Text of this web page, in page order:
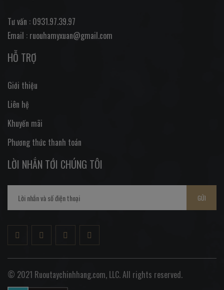
Tư vấn : 0931.97.39.97
Email : ruouhamyxuan@gmail.com
HỖ TRỢ
Giới thiệu
Liên hệ
Khuyến mãi
Phương thức thanh toán
LỜI NHẮN TỚI CHÚNG TÔI
GỬI
© 2021 Ruoutaychinhhang.com, LLC. All rights reserved.